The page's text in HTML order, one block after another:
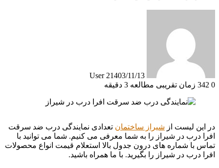
User 21403/11/13
0
زمان تقریبی مطالعه 3 دقیقه
در این لیست از شیراز ساختمان تعدادی نمایندگی درب ضد سرقت
افرا درب در شیراز را به شما معرفی می کنیم. شما می توانید با
تماس با شماره های درون جدول بالا استعلام قیمت انواع محصولات
افرا درب در شیراز را بگیرید. با ما همراه باشید.